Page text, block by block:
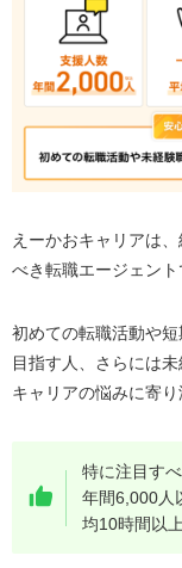
良い口コミ
ズなサポー
良い口コミ
性が高い。
良い口コミ
援。内定率
度が高く、
良い口コミ
良い口コミ
業後のイメ
良い口コミ
えーかおキャリ
残念な口コ
ビスと比べ
えーかおキャリアは
べき転職エージェント
初めての転職活動や
目指す人、さらには
キャリアの悩みに寄り
特に注目す
年間6,000人
均10時間以